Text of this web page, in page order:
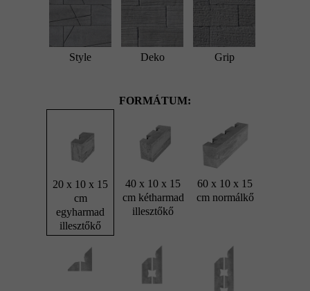
Style Deko Grip
FORMÁTUM:
20 x 10 x 15
cm
egyharmad
illesztőkő
40 x 10 x 15
cm kétharmad
illesztőkő
60 x 10 x 15
cm normálkő